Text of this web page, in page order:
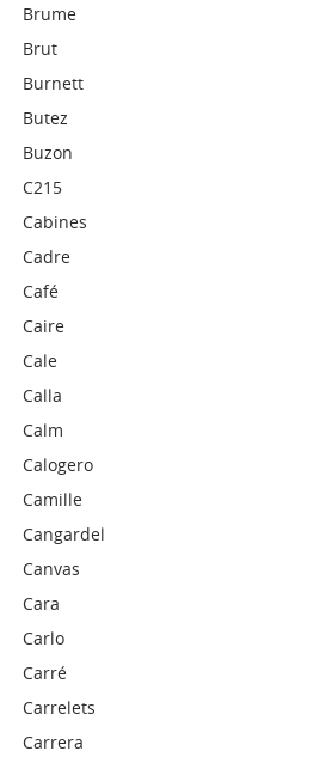
Brume
Brut
Burnett
Butez
Buzon
C215
Cabines
Cadre
Café
Caire
Cale
Calla
Calm
Calogero
Camille
Cangardel
Canvas
Cara
Carlo
Carré
Carrelets
Carrera